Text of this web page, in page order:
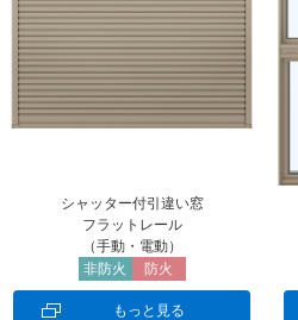
シャッター付引違い窓
フラットレール
（手動・電動）
非防火
防火
もっと見る